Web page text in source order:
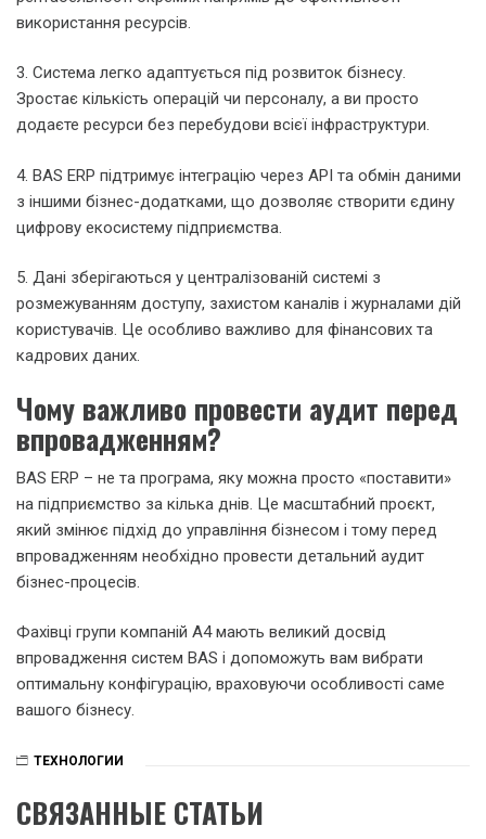
використання ресурсів.
3. Система легко адаптується під розвиток бізнесу.
Зростає кількість операцій чи персоналу, а ви просто
додаєте ресурси без перебудови всієї інфраструктури.
4. BAS ERP підтримує інтеграцію через API та обмін даними
з іншими бізнес-додатками, що дозволяє створити єдину
цифрову екосистему підприємства.
5. Дані зберігаються у централізованій системі з
розмежуванням доступу, захистом каналів і журналами дій
користувачів. Це особливо важливо для фінансових та
кадрових даних.
Чому важливо провести аудит перед
впровадженням?
BAS ERP – не та програма, яку можна просто «поставити»
на підприємство за кілька днів. Це масштабний проєкт,
який змінює підхід до управління бізнесом і тому перед
впровадженням необхідно провести детальний аудит
бізнес-процесів.
Фахівці групи компаній А4 мають великий досвід
впровадження систем BAS і допоможуть вам вибрати
оптимальну конфігурацію, враховуючи особливості саме
вашого бізнесу.
ТЕХНОЛОГИИ
СВЯЗАННЫЕ СТАТЬИ